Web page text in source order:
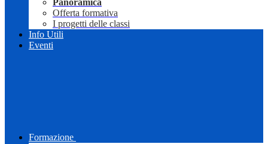
Panoramica
Offerta formativa
I progetti delle classi
Info Utili
Eventi
Formazione